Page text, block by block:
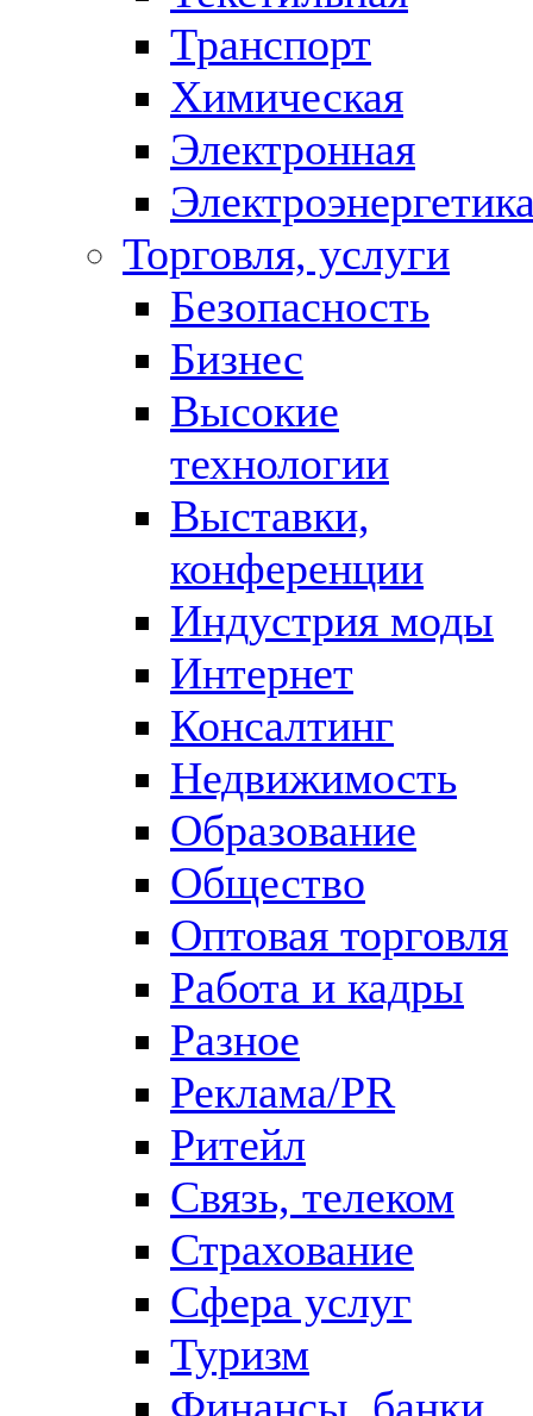
Транспорт
Химическая
Электронная
Торговля, услуги
Безопасность
Бизнес
Высокие
технологии
Выставки,
конференции
Индустрия моды
Интернет
Консалтинг
Недвижимость
Образование
Общество
Оптовая торговля
Работа и кадры
Разное
Реклама/PR
Ритейл
Связь, телеком
Страхование
Сфера услуг
Туризм
Финансы, банки